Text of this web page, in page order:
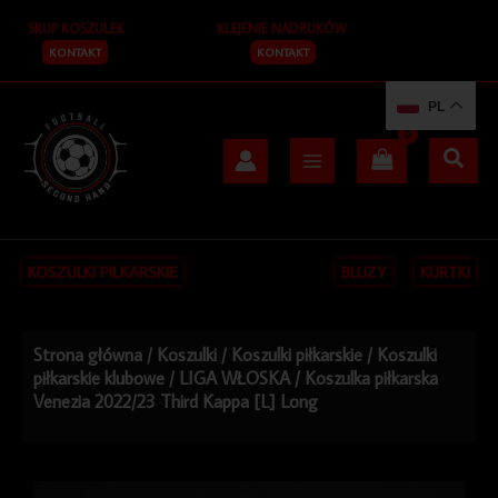
treści
SKUP KOSZULEK
KONTAKT
KLEJENIE NADRUKÓW
KONTAKT
KOSZULKI PIŁKARSKIE BLUZY KURTKI
Strona główna / Koszulki / Koszulki piłkarskie / Koszulki
piłkarskie klubowe / LIGA WŁOSKA / Koszulka piłkarska
Venezia 2022/23 Third Kappa [L] Long
PL